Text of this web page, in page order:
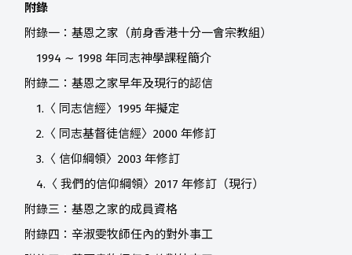
附錄
附錄一：基恩之家（前身香港十分一會宗教組）
1994 ∼ 1998 年同志神學課程簡介
附錄二：基恩之家早年及現行的認信
1.〈 同志信經〉1995 年擬定
2.〈 同志基督徒信經〉2000 年修訂
3.〈 信仰綱領〉2003 年修訂
4.〈 我們的信仰綱領〉2017 年修訂（現行）
附錄三：基恩之家的成員資格
附錄四：辛淑雯牧師任內的對外事工